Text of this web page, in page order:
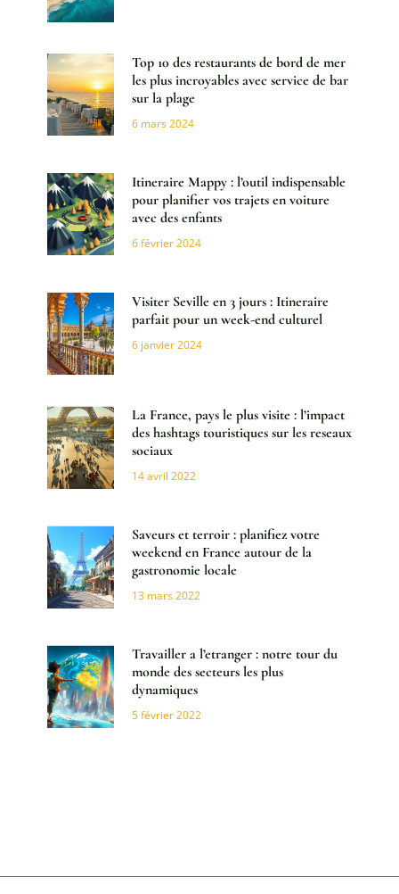
Top 10 des restaurants de bord de mer
les plus incroyables avec service de bar
sur la plage
6 mars 2024
Itineraire Mappy : l’outil indispensable
pour planifier vos trajets en voiture
avec des enfants
6 février 2024
Visiter Seville en 3 jours : Itineraire
parfait pour un week-end culturel
6 janvier 2024
La France, pays le plus visite : l’impact
des hashtags touristiques sur les reseaux
sociaux
14 avril 2022
Saveurs et terroir : planifiez votre
weekend en France autour de la
gastronomie locale
13 mars 2022
Travailler a l’etranger : notre tour du
monde des secteurs les plus
dynamiques
5 février 2022